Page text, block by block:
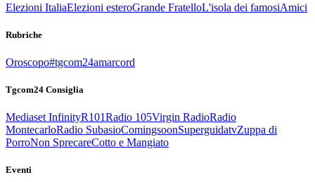
Elezioni ItaliaElezioni esteroGrande FratelloL'isola dei famosiAmici
Rubriche
Oroscopo#tgcom24amarcord
Tgcom24 Consiglia
Mediaset InfinityR101Radio 105Virgin RadioRadio
MontecarloRadio SubasioComingsoonSuperguidatvZuppa di
PorroNon SprecareCotto e Mangiato
Eventi